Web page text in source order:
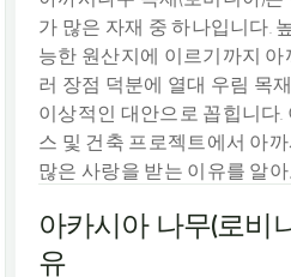
가 많은 자재 중 하나입니다.
능한 원산지에 이르기까지
러 장점 덕분에 열대 우림 목
이상적인 대안으로 꼽힙니다
스 및 건축 프로젝트에서 아
많은 사랑을 받는 이유를 알
아카시아 나무(로비
유